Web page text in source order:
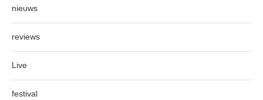
nieuws
reviews
Live
festival